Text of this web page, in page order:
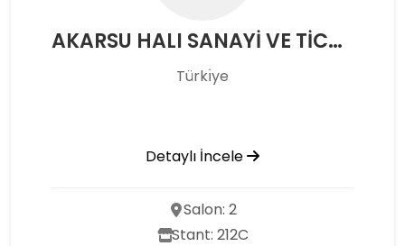
AKARSU HALI SANAYİ VE TİCARET LTD. ŞTİ.
Türkı̇ye
Detaylı İncele
Salon: 2
Stant: 212C